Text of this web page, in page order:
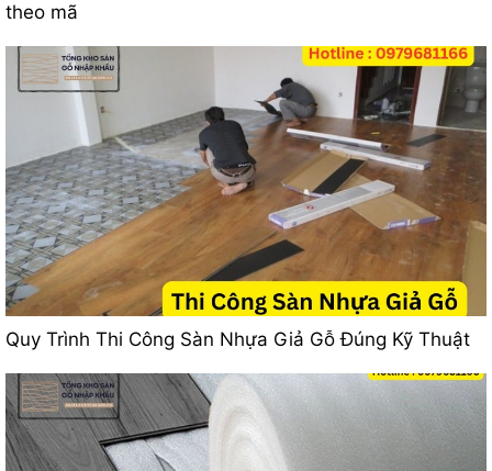
theo mã
Quy Trình Thi Công Sàn Nhựa Giả Gỗ Đúng Kỹ Thuật